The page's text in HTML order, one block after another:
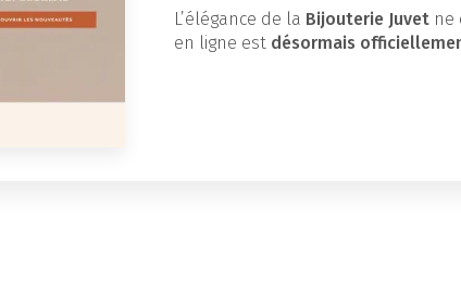
L’élégance de la Bijouterie Juvet ne
en ligne est désormais